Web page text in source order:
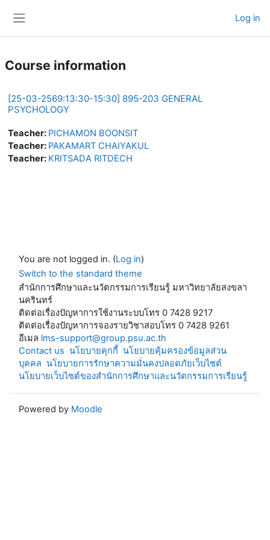
Log in
Course information
[25-03-2569:13:30-15:30] 895-203 GENERAL
PSYCHOLOGY
Teacher: PICHAMON BOONSIT
Teacher: PAKAMART CHAIYAKUL
Teacher: KRITSADA RITDECH
You are not logged in. (Log in)
Switch to the standard theme
สำนักการศึกษาและนวัตกรรมการเรียนรู้ มหาวิทยาลัยสงขลา
นครินทร์
ติดต่อเรื่องปัญหาการใช้งานระบบโทร 0 7428 9217
ติดต่อเรื่องปัญหาการจองรายวิชาสอบโทร 0 7428 9261
อีเมล lms-support@group.psu.ac.th
Contact us นโยบายคุกกี้ นโยบายคุ้มครองข้อมูลส่วน
บุคคล นโยบายการรักษาความมั่นคงปลอดภัยเว็บไซต์
นโยบายเว็บไซต์ของสำนักการศึกษาและนวัตกรรมการเรียนรู้
Powered by Moodle